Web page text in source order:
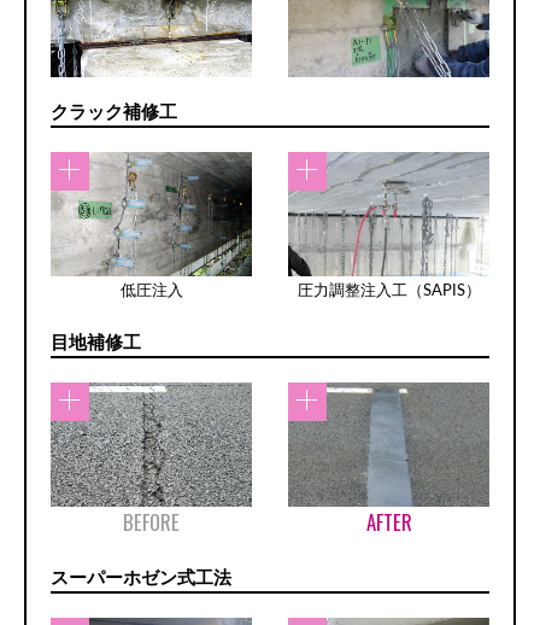
クラック補修工
低圧注入 圧力調整注入工（SAPIS）
目地補修工
BEFORE AFTER
スーパーホゼン式工法